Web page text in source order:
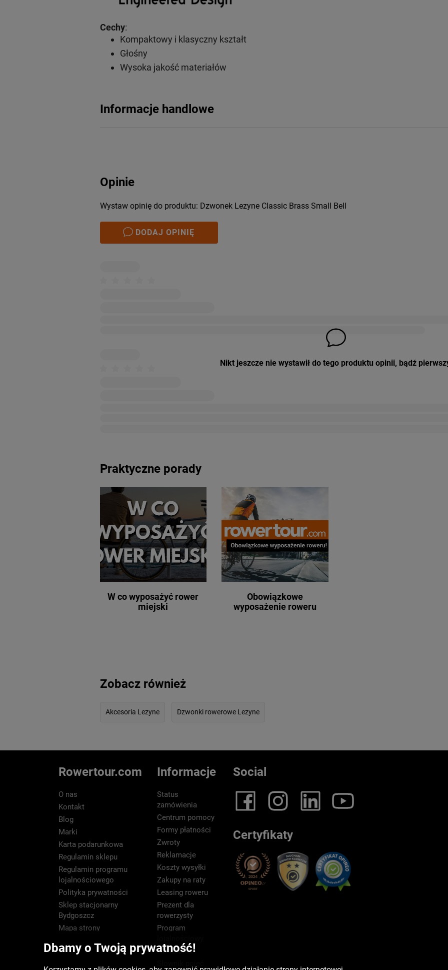
Cechy:
Kompaktowy i klasyczny kształt
Głośny
Wysoka jakość materiałów
Informacje handlowe
Opinie
Wystaw opinię do produktu: Dzwonek Lezyne Classic Brass Small Bell
DODAJ OPINIĘ
Nikt jeszcze nie wystawił do tego produktu opinii, bądź
Praktyczne porady
W co wyposażyć rower
miejski
Obowiązkowe
wyposażenie roweru
Zobacz również
Akcesoria Lezyne Dzwonki rowerowe Lezyne
Rowertour.com
O nas
Kontakt
Blog
Marki
Karta podarunkowa
Regulamin sklepu
Regulamin programu
lojalnościowego
Polityka prywatności
Sklep stacjonarny
Bydgoszcz
Mapa strony
Informacje
Status
zamówienia
Centrum pomocy
Formy płatności
Zwroty
Reklamacje
Koszty wysyłki
Zakupy na raty
Leasing roweru
Prezent dla
rowerzysty
Program
Newsletter
Social
Certyfikaty
Dbamy o Twoją prywatność!